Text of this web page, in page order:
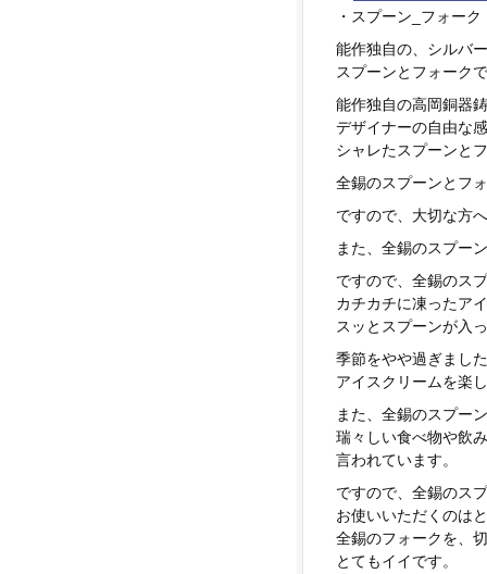
・スプーン_フォーク
能作独自の、シルバ
スプーンとフォーク
能作独自の高岡銅器
デザイナーの自由な
シャレたスプーンと
全錫のスプーンとフ
ですので、大切な方
また、全錫のスプー
ですので、全錫のス
カチカチに凍ったア
スッとスプーンが入
季節をやや過ぎまし
アイスクリームを楽
また、全錫のスプー
瑞々しい食べ物や飲
言われています。
ですので、全錫のス
お使いいただくのは
全錫のフォークを、
とてもイイです。